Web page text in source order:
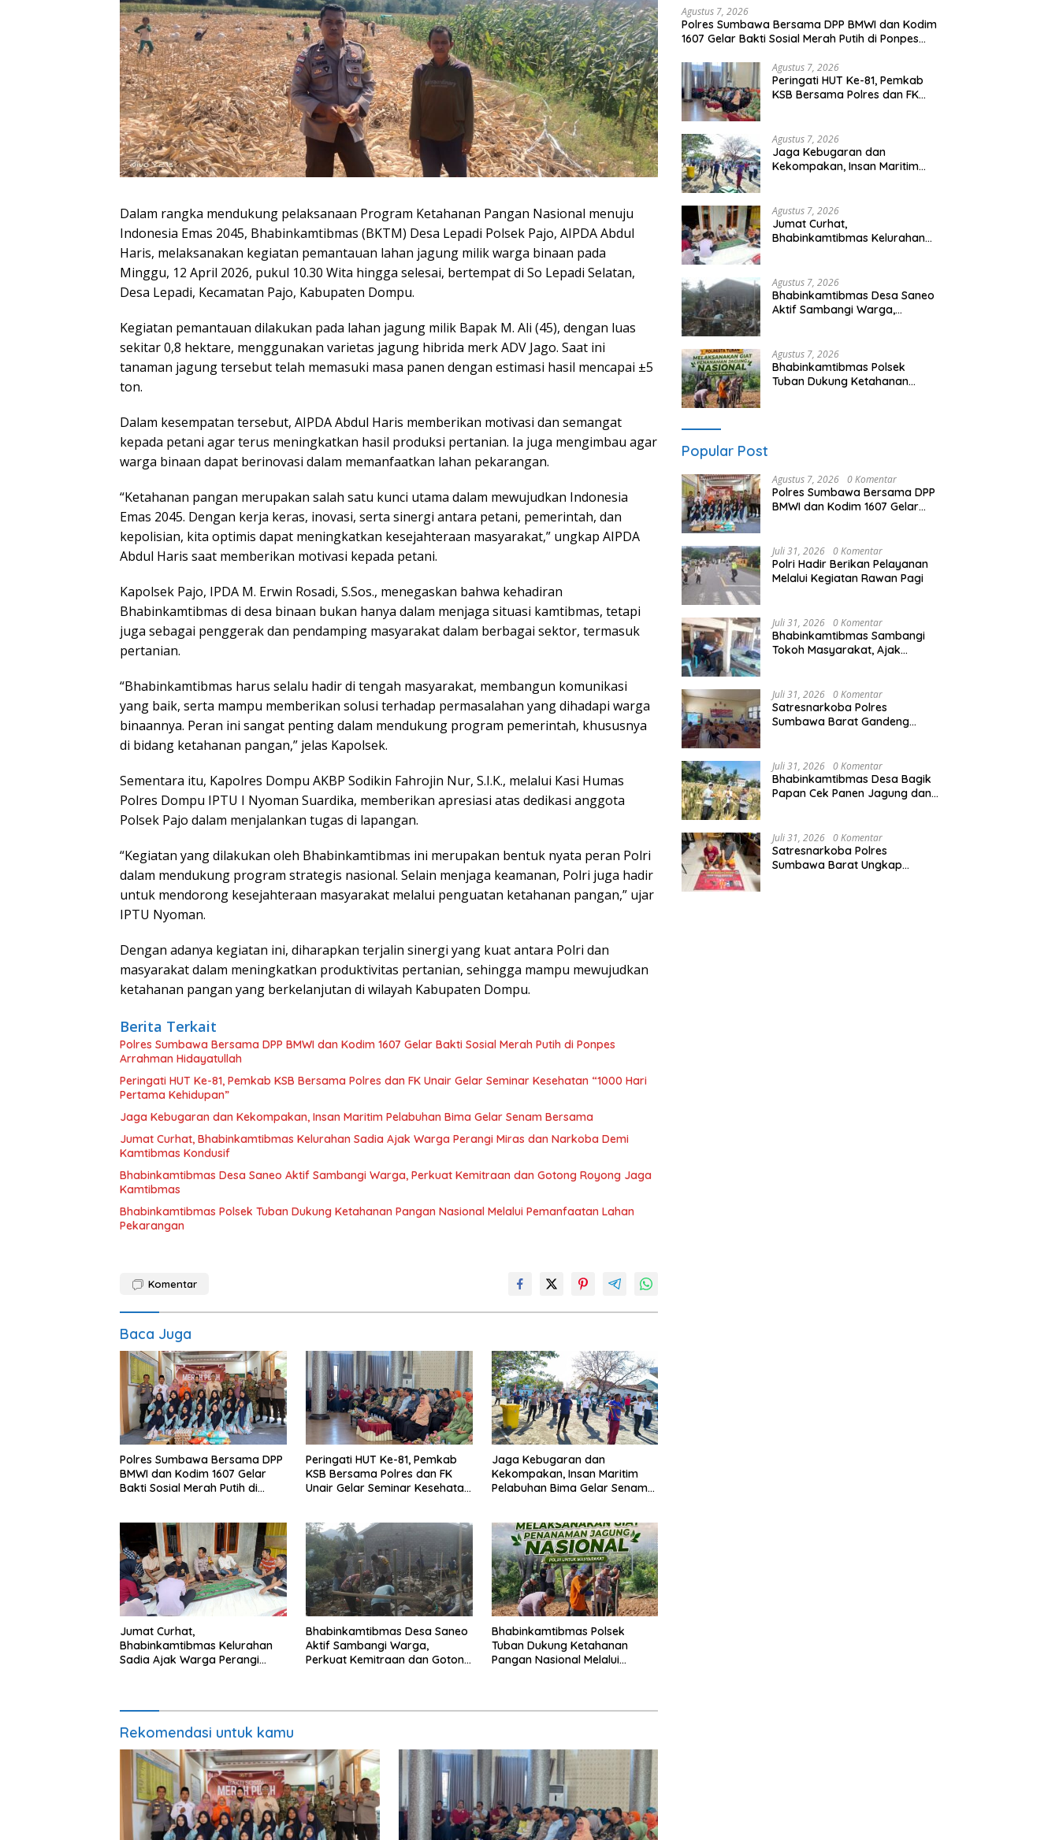
Dalam rangka mendukung pelaksanaan Program Ketahanan Pangan Nasional menuju
Indonesia Emas 2045, Bhabinkamtibmas (BKTM) Desa Lepadi Polsek Pajo, AIPDA Abdul
Haris, melaksanakan kegiatan pemantauan lahan jagung milik warga binaan pada
Minggu, 12 April 2026, pukul 10.30 Wita hingga selesai, bertempat di So Lepadi Selatan,
Desa Lepadi, Kecamatan Pajo, Kabupaten Dompu.
Kegiatan pemantauan dilakukan pada lahan jagung milik Bapak M. Ali (45), dengan luas
sekitar 0,8 hektare, menggunakan varietas jagung hibrida merk ADV Jago. Saat ini
tanaman jagung tersebut telah memasuki masa panen dengan estimasi hasil mencapai ±5
ton.
Dalam kesempatan tersebut, AIPDA Abdul Haris memberikan motivasi dan semangat
kepada petani agar terus meningkatkan hasil produksi pertanian. Ia juga mengimbau agar
warga binaan dapat berinovasi dalam memanfaatkan lahan pekarangan.
“Ketahanan pangan merupakan salah satu kunci utama dalam mewujudkan Indonesia
Emas 2045. Dengan kerja keras, inovasi, serta sinergi antara petani, pemerintah, dan
kepolisian, kita optimis dapat meningkatkan kesejahteraan masyarakat,” ungkap AIPDA
Abdul Haris saat memberikan motivasi kepada petani.
Kapolsek Pajo, IPDA M. Erwin Rosadi, S.Sos., menegaskan bahwa kehadiran
Bhabinkamtibmas di desa binaan bukan hanya dalam menjaga situasi kamtibmas, tetapi
juga sebagai penggerak dan pendamping masyarakat dalam berbagai sektor, termasuk
pertanian.
“Bhabinkamtibmas harus selalu hadir di tengah masyarakat, membangun komunikasi
yang baik, serta mampu memberikan solusi terhadap permasalahan yang dihadapi warga
binaannya. Peran ini sangat penting dalam mendukung program pemerintah, khususnya
di bidang ketahanan pangan,” jelas Kapolsek.
Sementara itu, Kapolres Dompu AKBP Sodikin Fahrojin Nur, S.I.K., melalui Kasi Humas
Polres Dompu IPTU I Nyoman Suardika, memberikan apresiasi atas dedikasi anggota
Polsek Pajo dalam menjalankan tugas di lapangan.
“Kegiatan yang dilakukan oleh Bhabinkamtibmas ini merupakan bentuk nyata peran Polri
dalam mendukung program strategis nasional. Selain menjaga keamanan, Polri juga hadir
untuk mendorong kesejahteraan masyarakat melalui penguatan ketahanan pangan,” ujar
IPTU Nyoman.
Dengan adanya kegiatan ini, diharapkan terjalin sinergi yang kuat antara Polri dan
masyarakat dalam meningkatkan produktivitas pertanian, sehingga mampu mewujudkan
ketahanan pangan yang berkelanjutan di wilayah Kabupaten Dompu.
Berita Terkait
Polres Sumbawa Bersama DPP BMWI dan Kodim 1607 Gelar Bakti Sosial Merah Putih di Ponpes
Arrahman Hidayatullah
Peringati HUT Ke-81, Pemkab KSB Bersama Polres dan FK Unair Gelar Seminar Kesehatan “1000 Hari
Pertama Kehidupan”
Jaga Kebugaran dan Kekompakan, Insan Maritim Pelabuhan Bima Gelar Senam Bersama
Jumat Curhat, Bhabinkamtibmas Kelurahan Sadia Ajak Warga Perangi Miras dan Narkoba Demi
Kamtibmas Kondusif
Bhabinkamtibmas Desa Saneo Aktif Sambangi Warga, Perkuat Kemitraan dan Gotong Royong Jaga
Kamtibmas
Bhabinkamtibmas Polsek Tuban Dukung Ketahanan Pangan Nasional Melalui Pemanfaatan Lahan
Pekarangan
Komentar
Baca Juga
Polres Sumbawa Bersama DPP
BMWI dan Kodim 1607 Gelar
Bakti Sosial Merah Putih di
Peringati HUT Ke-81, Pemkab
KSB Bersama Polres dan FK
Unair Gelar Seminar Kesehatan
Jaga Kebugaran dan
Kekompakan, Insan Maritim
Pelabuhan Bima Gelar Senam
Jumat Curhat,
Bhabinkamtibmas Kelurahan
Sadia Ajak Warga Perangi
Bhabinkamtibmas Desa Saneo
Aktif Sambangi Warga,
Perkuat Kemitraan dan Gotong
Bhabinkamtibmas Polsek
Tuban Dukung Ketahanan
Pangan Nasional Melalui
Rekomendasi untuk kamu
Agustus 7, 2026
Polres Sumbawa Bersama DPP BMWI dan Kodim
1607 Gelar Bakti Sosial Merah Putih di Ponpes
Agustus 7, 2026
Peringati HUT Ke-81, Pemkab
KSB Bersama Polres dan FK
Kehidupan”
Agustus 7, 2026
Jaga Kebugaran dan
Kekompakan, Insan Maritim
Agustus 7, 2026
Jumat Curhat,
Bhabinkamtibmas Kelurahan
Kamtibmas Kondusif
Agustus 7, 2026
Bhabinkamtibmas Desa Saneo
Aktif Sambangi Warga,
Agustus 7, 2026
Bhabinkamtibmas Polsek
Tuban Dukung Ketahanan
Popular Post
Agustus 7, 2026 0 Komentar
Polres Sumbawa Bersama DPP
BMWI dan Kodim 1607 Gelar
Juli 31, 2026 0 Komentar
Polri Hadir Berikan Pelayanan
Melalui Kegiatan Rawan Pagi
Juli 31, 2026 0 Komentar
Bhabinkamtibmas Sambangi
Tokoh Masyarakat, Ajak
Juli 31, 2026 0 Komentar
Satresnarkoba Polres
Sumbawa Barat Gandeng
Brang Rea
Juli 31, 2026 0 Komentar
Bhabinkamtibmas Desa Bagik
Papan Cek Panen Jagung dan
Juli 31, 2026 0 Komentar
Satresnarkoba Polres
Sumbawa Barat Ungkap